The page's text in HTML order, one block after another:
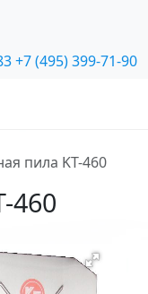
+7 (495) 399-71-90
пила KT-460
460